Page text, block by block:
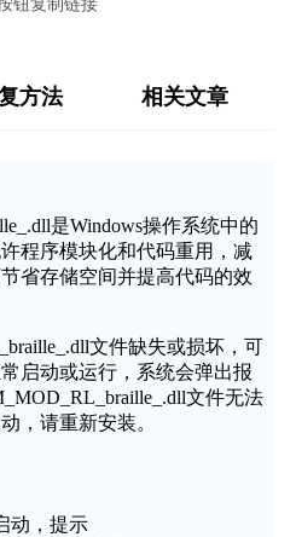
钮复制链接
方法 相关文章
是Windows操作系统中的
程序模块化和代码重用，减
省存储空间并提高代码的效
文件缺失或损坏，可
启动或运行，系统会弹出报
文件无法
，请重新安装。
动，提示